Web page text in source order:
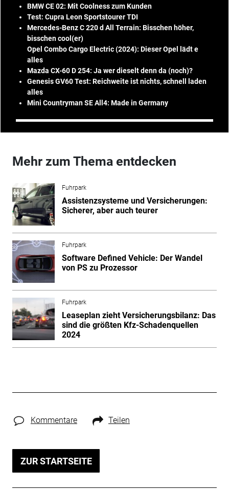
BMW CE 02: Mit Coolness zum Kunden
Test: Cupra Leon Sportstourer TDI
Mercedes-Benz C 220 d All Terrain: Bisschen höher,
bisschen cool(er)
Opel Combo Cargo Electric (2024): Dieser Opel lädt e
alles
Mazda CX-60 D 254: Ja wer dieselt denn da (noch)?
Genesis GV60 Test: Reichweite ist nichts, schnell laden
alles
Mini Countryman SE All4: Made in Germany
Mehr zum Thema entdecken
Fuhrpark
Assistenzsysteme und Versicherungen:
Sicherer, aber auch teurer
Fuhrpark
Software Defined Vehicle: Der Wandel
von PS zu Prozessor
Fuhrpark
Leaseplan zieht Versicherungsbilanz: Das
sind die größten Kfz-Schadenquellen
2024
Kommentare Teilen
ZUR STARTSEITE